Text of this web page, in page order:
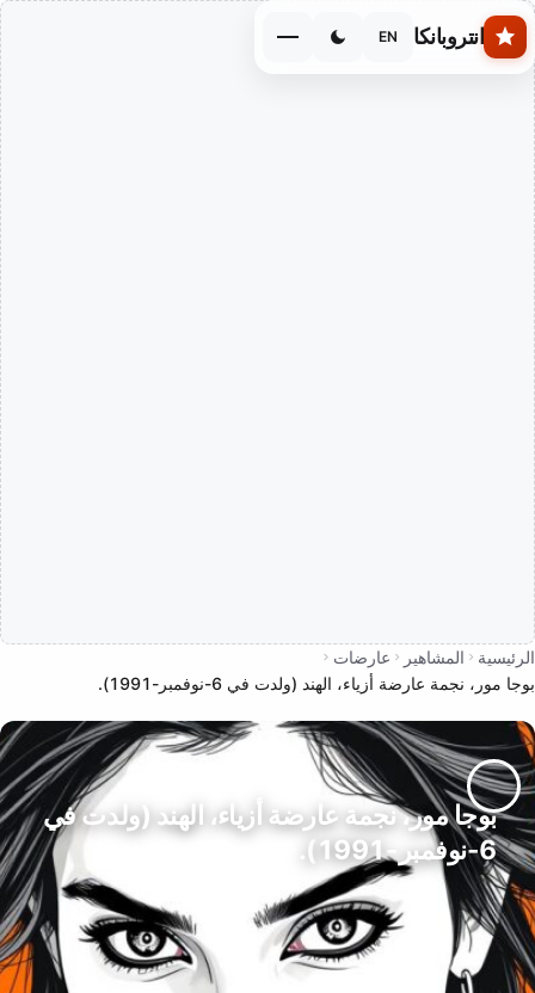
Skip to main content
انتروبانكا EN
الرئيسية المشاهير
عارضات
بوجا مور، نجمة عارضة أزياء، الهند (ولدت في 6-نوفمبر-1991).
بوجا مور، نجمة عارضة أزياء، الهند (ولدت في
6-نوفمبر-1991).